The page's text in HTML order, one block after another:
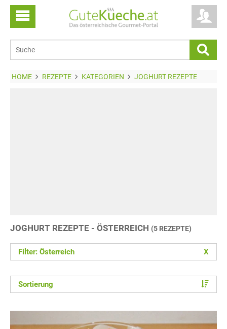
HOME REZEPTE KATEGORIEN JOGHURT REZEPTE
JOGHURT REZEPTE - ÖSTERREICH (5 REZEPTE)
Filter: Österreich X
Sortierung